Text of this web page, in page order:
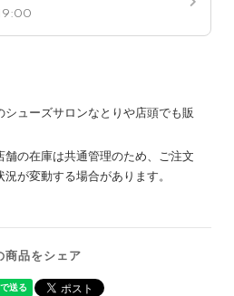
ューズサロンなとりや店頭でも販
舗の在庫は共通管理のため、ご注文
が変動する場合があります。
商品をシェア